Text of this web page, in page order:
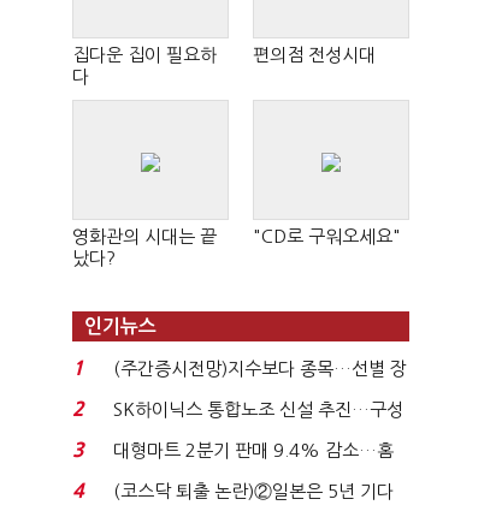
집다운 집이 필요하
다
편의점 전성시대
영화관의 시대는 끝
났다?
"CD로 구워오세요"
인기뉴스
1
(주간증시전망)지수보다 종목…선별 장
세 이어진다...
2
SK하이닉스 통합노조 신설 추진…구성
원 간 성과급 불...
3
대형마트 2분기 판매 9.4% 감소…홈
플러스 사태 여파...
4
(코스닥 퇴출 논란)②일본은 5년 기다